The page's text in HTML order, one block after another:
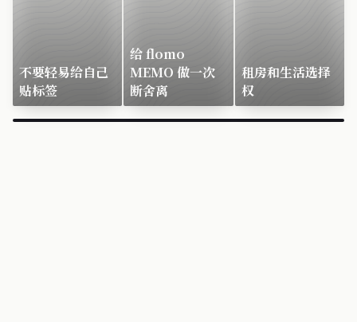
不要轻易给自己
贴标签
给 flomo
MEMO 做一次
断舍离
租房和生活选择
权